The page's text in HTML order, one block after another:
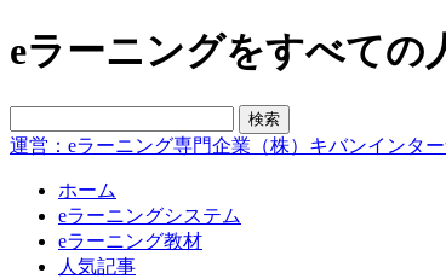
eラーニングをすべての
運営：eラーニング専門企業（株）キバンインタ
ホーム
eラーニングシステム
eラーニング教材
人気記事